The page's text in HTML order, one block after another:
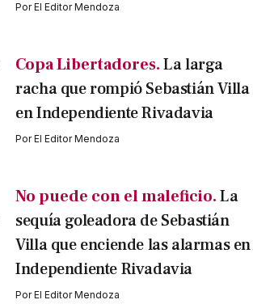
PorEl Editor Mendoza
Copa Libertadores.La larga
racha que rompió Sebastián Villa
en Independiente Rivadavia
PorEl Editor Mendoza
No puede con el maleficio.La
sequía goleadora de Sebastián
Villa que enciende las alarmas en
Independiente Rivadavia
PorEl Editor Mendoza